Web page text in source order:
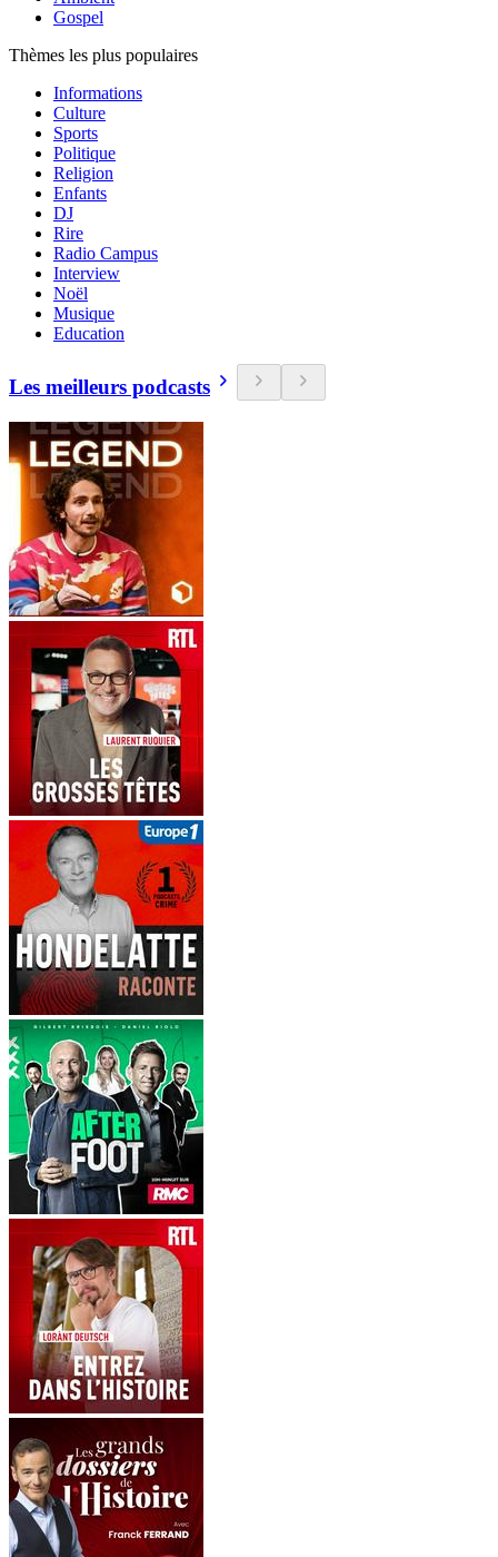
Gospel
Thèmes les plus populaires
Informations
Culture
Sports
Politique
Religion
Enfants
DJ
Rire
Radio Campus
Interview
Noël
Musique
Education
Les meilleurs podcasts